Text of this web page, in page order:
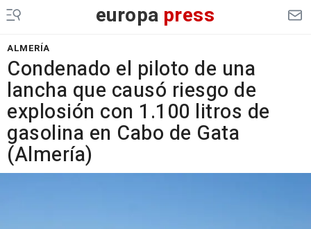
europa press
ALMERÍA
Condenado el piloto de una
lancha que causó riesgo de
explosión con 1.100 litros de
gasolina en Cabo de Gata
(Almería)